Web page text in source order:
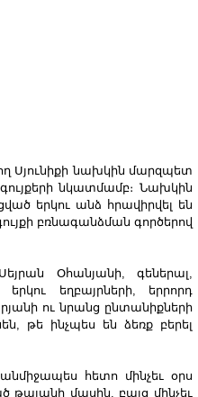
նկատմամբ։ Նախկին
երկու անձ հրավիրվել են
բռնագանձման գործերով
Օհանյանի, գեներալ,
եղբայրների, երրորդ
ու նրանց ընտանիքների
թե ինչպես են ձեռք բերել
հետո մինչեւ օրս
թալանի մասին, բայց մինչեւ